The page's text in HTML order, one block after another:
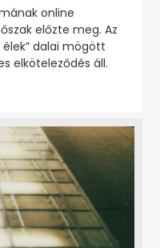
online
előzte meg. Az
élek” dalai mögött
elköteleződés áll.